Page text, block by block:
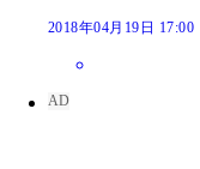
2018年04月19日 17:00